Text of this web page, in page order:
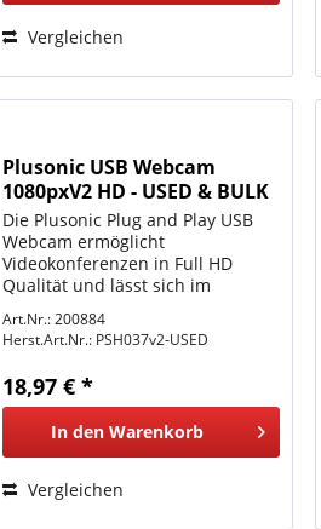
Vergleichen
Plusonic USB Webcam
1080pxV2 HD - USED & BULK
Verpackung
Die Plusonic Plug and Play USB
Webcam ermöglicht
Videokonferenzen in Full HD
Qualität und lässt sich im
gängigsten Programmen wie
Skype oder Zoom nutzen. Das
integrierte Mikrofon mit Noise
Cancelling sorgt für eine...
Art.Nr.: 200884
Herst.Art.Nr.: PSH037v2-USED
18,97 € *
In den Warenkorb
Vergleichen